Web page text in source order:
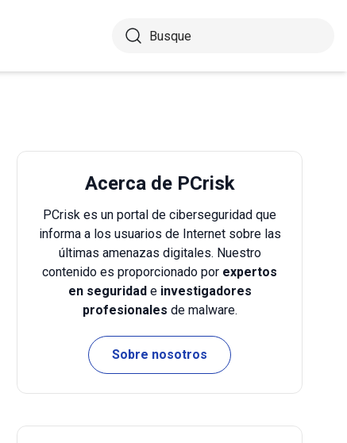
Acerca de PCrisk
PCrisk es un portal de ciberseguridad que
informa a los usuarios de Internet sobre las
últimas amenazas digitales. Nuestro
contenido es proporcionado por expertos
en seguridade investigadores
profesionales de malware.
Sobre nosotros